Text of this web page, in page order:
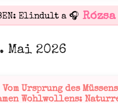
Elindult a 🎧
Mai 2026
Vom Ursprung des
Wohlwollens: